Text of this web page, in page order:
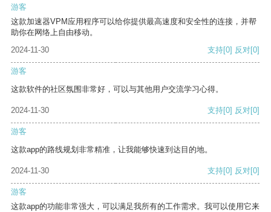
游客
这款加速器VPM应用程序可以给你提供最高速度和安全性的连接，并帮
助你在网络上自由移动。
2024-11-30
支持[0] 反对[0]
游客
这款软件的社区氛围非常好，可以与其他用户交流学习心得。
2024-11-30 支持[0] 反对[0]
游客
这款app的路线规划非常精准，让我能够快速到达目的地。
2024-11-30 支持[0] 反对[0]
游客
这款app的功能非常强大，可以满足我所有的工作需求。我可以使用它来